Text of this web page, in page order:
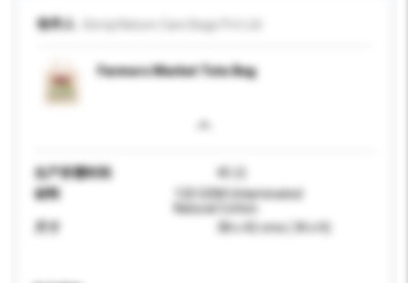
收件人
Farmers Market Tote Bag
生产所需时间
45 日
材料
120 GSM Unlaminated
Natural Cotton
38 x 42 cms ( W x H)